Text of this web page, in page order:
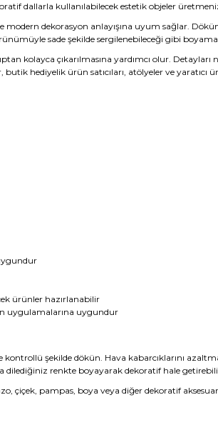
dallarla kullanılabilecek estetik objeler
dekorasyon anlayışına uyum sağlar.
sade şekilde sergilenebileceği gibi
kolayca çıkarılmasına yardımcı olur.
hediyelik ürün satıcıları, atölyeler ve yaratıcı
ürünler hazırlanabilir
uygulamalarına uygundur
kontrollü şekilde dökün. Hava kabarcıklarını
renkte boyayarak dekoratif hale
çiçek, pampas, boya veya diğer dekoratif